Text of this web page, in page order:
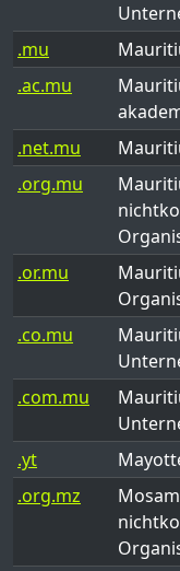
.mu
.ac.mu
.net.mu
.org.mu
.or.mu
.co.mu
.com.mu
.yt
.org.mz